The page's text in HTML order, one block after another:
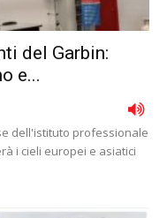
del Garbin:
e...
dell'istituto professionale
i cieli europei e asiatici